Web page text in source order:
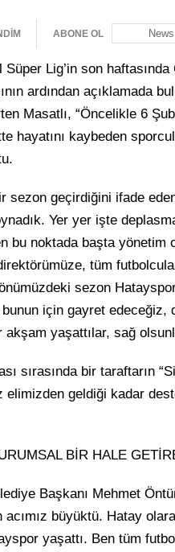
ABONE OL News
Süper Lig’in son
ardından açıklamada
Masatlı, “Öncelikle 6
hayatını kaybeden
sezon geçirdiğini ifade
Yer yer işte
bu noktada başta
tüm
sezon
için gayret
yaşattılar, sağ
sırasında bir taraftarın
elimizden geldiği kadar
BİR HALE
Başkanı Mehmet
büyüktü. Hatay
yaşattı. Ben tüm